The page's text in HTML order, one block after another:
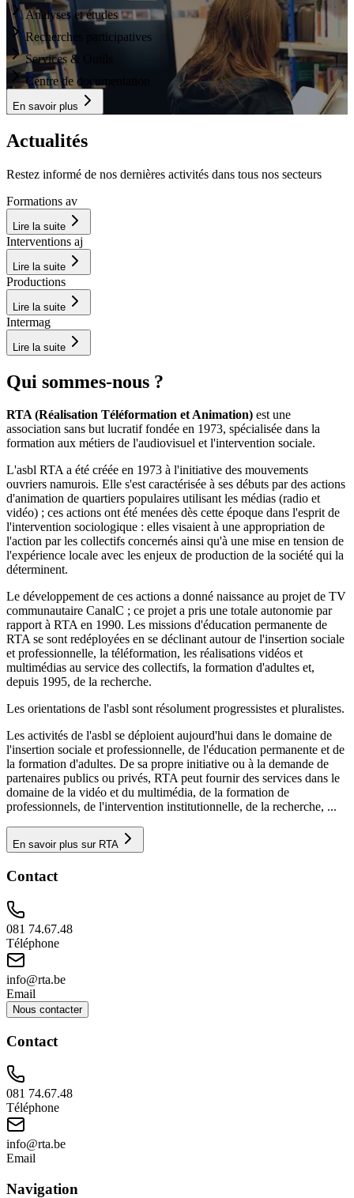
Analyses et études
Recherches participatives
Services & Outils
Centre de documentation
En savoir plus
Actualités
Restez informé de nos dernières activités dans tous nos secteurs
Formations av
Lire la suite
Interventions aj
Lire la suite
Productions
Lire la suite
Intermag
Lire la suite
Qui sommes-nous ?
RTA (Réalisation Téléformation et Animation) est une
association sans but lucratif fondée en 1973, spécialisée dans la
formation aux métiers de l'audiovisuel et l'intervention sociale.
L'asbl RTA a été créée en 1973 à l'initiative des mouvements
ouvriers namurois. Elle s'est caractérisée à ses débuts par des actions
d'animation de quartiers populaires utilisant les médias (radio et
vidéo) ; ces actions ont été menées dès cette époque dans l'esprit de
l'intervention sociologique : elles visaient à une appropriation de
l'action par les collectifs concernés ainsi qu'à une mise en tension de
l'expérience locale avec les enjeux de production de la société qui la
déterminent.
Le développement de ces actions a donné naissance au projet de TV
communautaire CanalC ; ce projet a pris une totale autonomie par
rapport à RTA en 1990. Les missions d'éducation permanente de
RTA se sont redéployées en se déclinant autour de l'insertion sociale
et professionnelle, la téléformation, les réalisations vidéos et
multimédias au service des collectifs, la formation d'adultes et,
depuis 1995, de la recherche.
Les orientations de l'asbl sont résolument progressistes et pluralistes.
Les activités de l'asbl se déploient aujourd'hui dans le domaine de
l'insertion sociale et professionnelle, de l'éducation permanente et de
la formation d'adultes. De sa propre initiative ou à la demande de
partenaires publics ou privés, RTA peut fournir des services dans le
domaine de la vidéo et du multimédia, de la formation de
professionnels, de l'intervention institutionnelle, de la recherche, ...
En savoir plus sur RTA
Contact
081 74.67.48
Téléphone
info@rta.be
Email
Nous contacter
Contact
081 74.67.48
Téléphone
info@rta.be
Email
Navigation